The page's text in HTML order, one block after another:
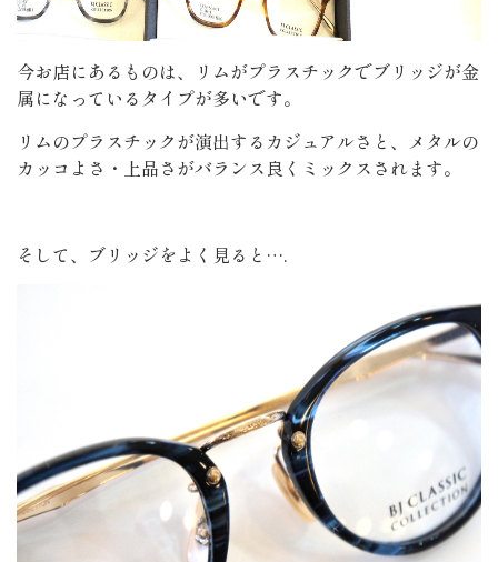
今お店にあるものは、リムがプラスチックでブリッジが金
属になっているタイプが多いです。
リムのプラスチックが演出するカジュアルさと、メタルの
カッコよさ・上品さがバランス良くミックスされます。
そして、ブリッジをよく見ると….